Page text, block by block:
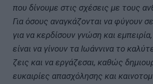
που δίνουμε στις σχέσεις με τους
Για όσους αναγκάζονται να φύγουν
για να κερδίσουν γνώση και
είναι να γίνουν τα Ιωάννινα το
ζεις και να εργάζεσαι, καθώς
ευκαιρίες απασχόλησης και